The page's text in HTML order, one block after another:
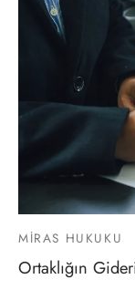
MIRAS HUKUKU
Ortaklığın